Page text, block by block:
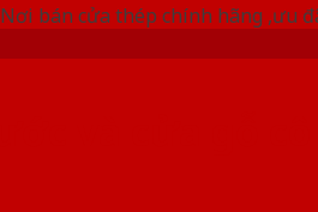
Nơi bán cửa thép chính hãng ,ưu